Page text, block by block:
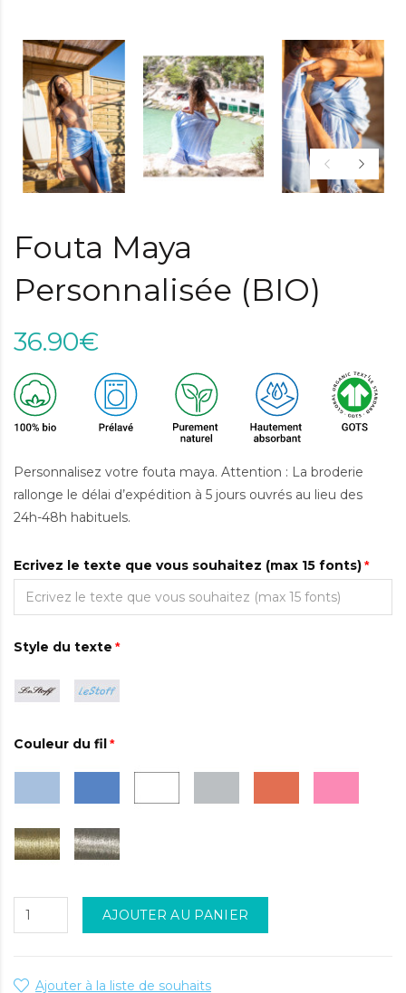
Fouta Maya
Personnalisée (BIO)
36.90€
Personnalisez votre fouta maya. Attention : La broderie
rallonge le délai d’expédition à 5 jours ouvrés au lieu des
24h-48h habituels.
Ecrivez le texte que vous souhaitez (max 15 fonts)
Style du texte
Couleur du fil
AJOUTER AU PANIER
Ajouter à la liste de souhaits